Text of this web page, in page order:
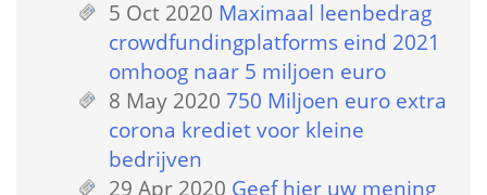
5 Oct 2020 Maximaal leenbedrag
crowdfundingplatforms eind 2021
omhoog naar 5 miljoen euro
8 May 2020 750 Miljoen euro extra
corona krediet voor kleine
bedrijven
29 Apr 2020 Geef hier uw mening